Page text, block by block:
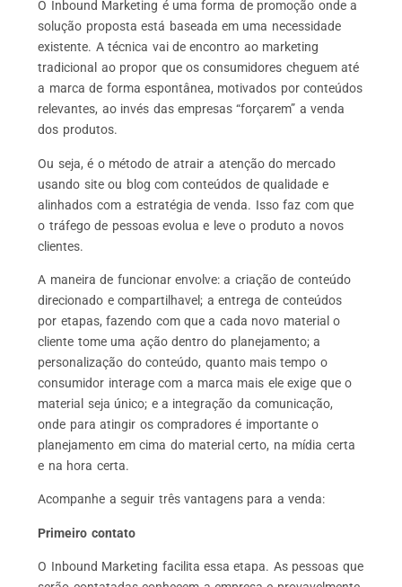
O Inbound Marketing é uma forma de promoção onde a
solução proposta está baseada em uma necessidade
existente. A técnica vai de encontro ao marketing
tradicional ao propor que os consumidores cheguem até
a marca de forma espontânea, motivados por conteúdos
relevantes, ao invés das empresas “forçarem” a venda
dos produtos.
Ou seja, é o método de atrair a atenção do mercado
usando site ou blog com conteúdos de qualidade e
alinhados com a estratégia de venda. Isso faz com que
o tráfego de pessoas evolua e leve o produto a novos
clientes.
A maneira de funcionar envolve: a criação de conteúdo
direcionado e compartilhavel; a entrega de conteúdos
por etapas, fazendo com que a cada novo material o
cliente tome uma ação dentro do planejamento; a
personalização do conteúdo, quanto mais tempo o
consumidor interage com a marca mais ele exige que o
material seja único; e a integração da comunicação,
onde para atingir os compradores é importante o
planejamento em cima do material certo, na mídia certa
e na hora certa.
Acompanhe a seguir três vantagens para a venda:
Primeiro contato
O Inbound Marketing facilita essa etapa. As pessoas que